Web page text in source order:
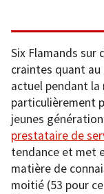
Six Flamands sur
craintes quant
actuel pendant
particulièrement
jeunes
prestataire de
tendance et met
matière de
moitié (53 pour